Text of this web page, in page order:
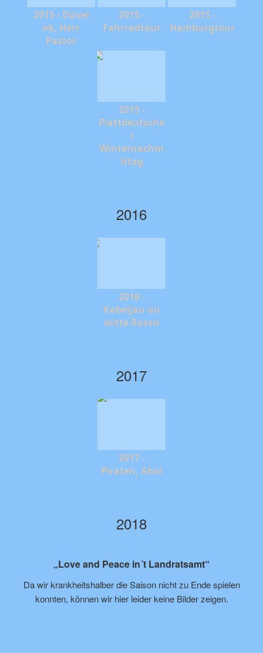
2015 - Düvel
ok, Herr
Pastor
2015 -
Fahrradtour
2015 -
Hamburgtour
2015 -
Plattdeutsche
r
Winternachm
ittag
2016
2016 -
Kabeljau un
witte Rosen
2017
2017 -
Piraten, Ahoi
2018
„Love and Peace in´t Landratsamt“
Da wir krankheitshalber die Saison nicht zu Ende spielen
konnten, können wir hier leider keine Bilder zeigen.